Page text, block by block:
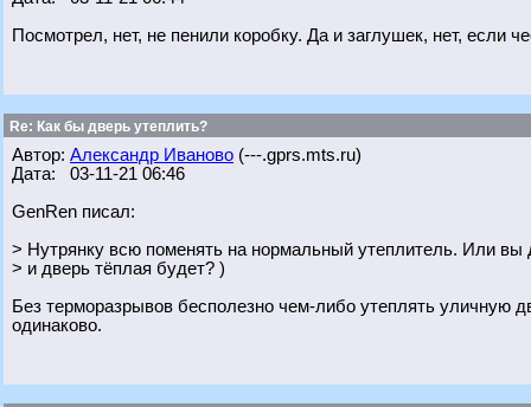
Посмотрел, нет, не пенили коробку. Да и заглушек, нет, если
Re: Как бы дверь утеплить?
Автор: Александр Иваново (---.gprs.mts.ru)
Дата: 03-11-21 06:46
GenRen писал:
> Нутрянку всю поменять на нормальный утеплитель. Или вы
> и дверь тёплая будет? )
Без терморазрывов бесполезно чем-либо утеплять уличную
одинаково.